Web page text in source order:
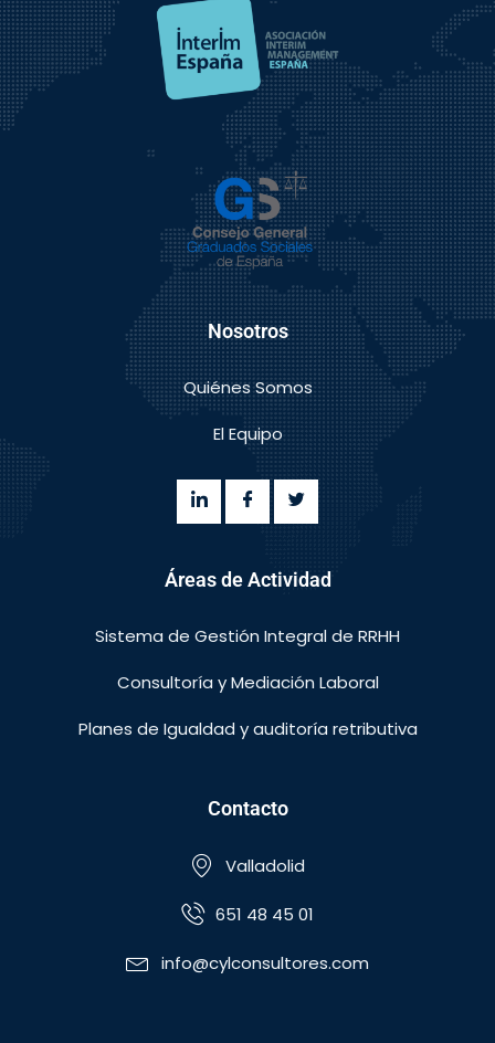
Nosotros
Quiénes Somos
El Equipo
Áreas de Actividad
Sistema de Gestión Integral de RRHH
Consultoría y Mediación Laboral
Planes de Igualdad y auditoría retributiva
Contacto
Valladolid
651 48 45 01
info@cylconsultores.com